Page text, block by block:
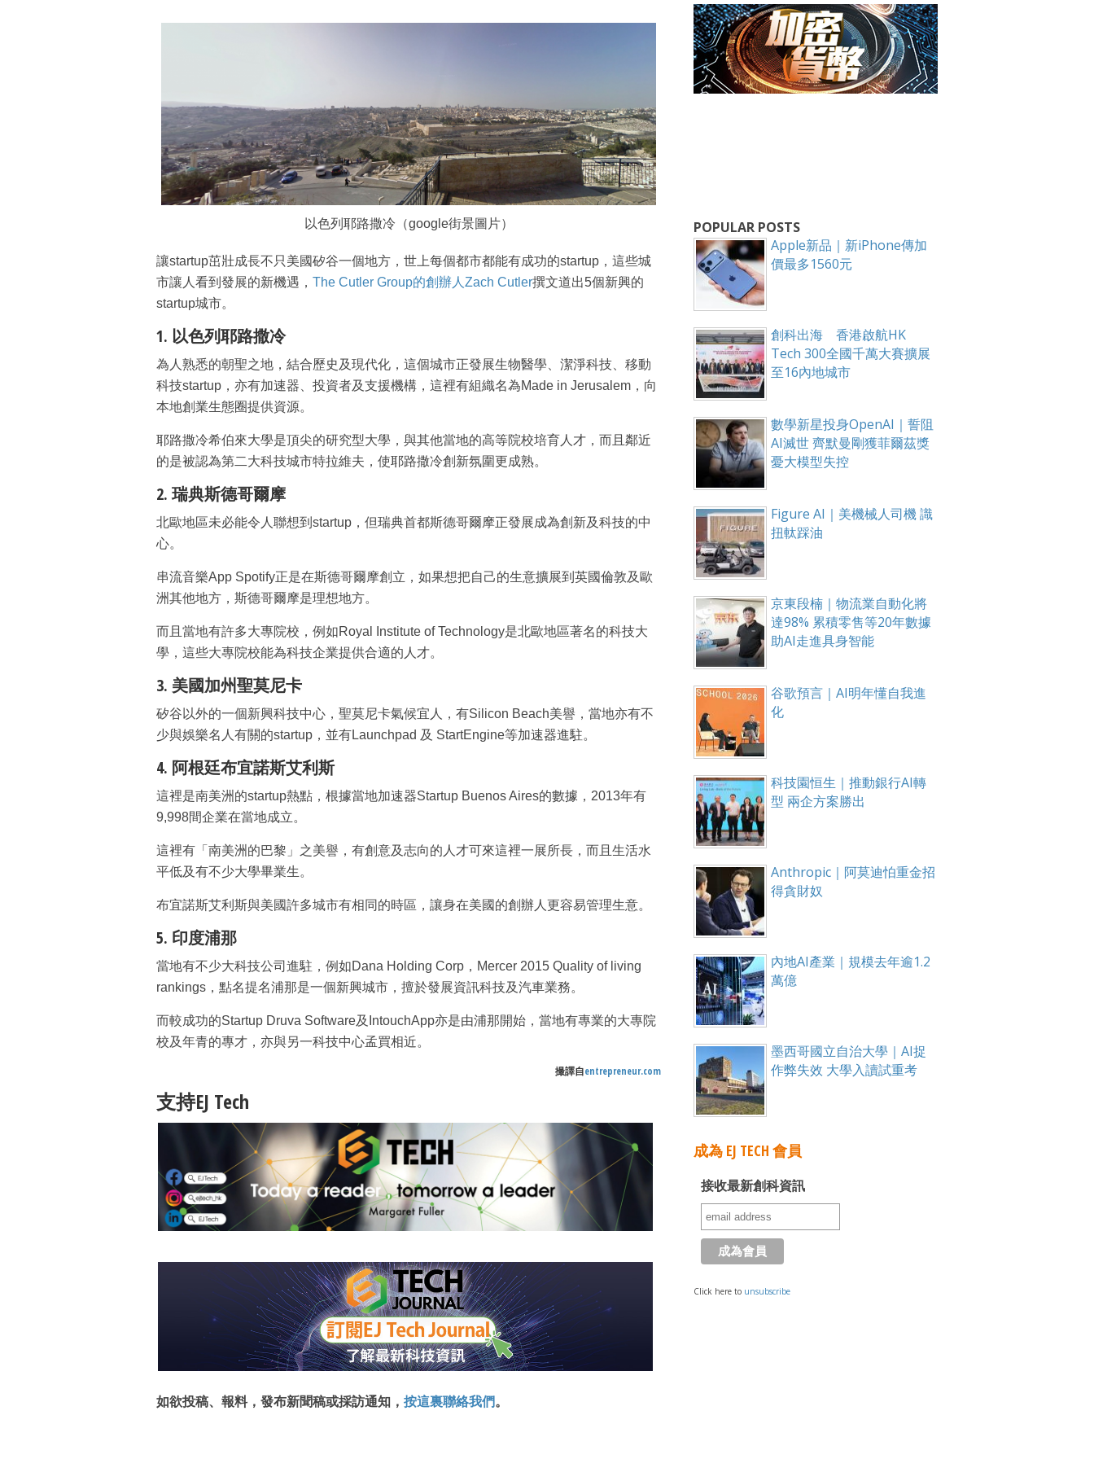
以色列耶路撒冷（google街景圖片）
讓startup茁壯成長不只美國矽谷一個地方，世上每個都市都能有成功的startup，這些城
市讓人看到發展的新機遇， The Cutler Group的創辦人Zach Cutler撰文道出5個新興的
startup城市。
1. 以色列耶路撒冷
為人熟悉的朝聖之地，結合歷史及現代化，這個城市正發展生物醫學、潔淨科技、移動
科技startup，亦有加速器、投資者及支援機構，這裡有組織名為Made in Jerusalem，向
本地創業生態圈提供資源。
耶路撒冷希伯來大學是頂尖的研究型大學，與其他當地的高等院校培育人才，而且鄰近
的是被認為第二大科技城市特拉維夫，使耶路撒冷創新氛圍更成熟。
2. 瑞典斯德哥爾摩
北歐地區未必能令人聯想到startup，但瑞典首都斯德哥爾摩正發展成為創新及科技的中
心。
串流音樂App Spotify正是在斯德哥爾摩創立，如果想把自己的生意擴展到英國倫敦及歐
洲其他地方，斯德哥爾摩是理想地方。
而且當地有許多大專院校，例如Royal Institute of Technology是北歐地區著名的科技大
學，這些大專院校能為科技企業提供合適的人才。
3. 美國加州聖莫尼卡
矽谷以外的一個新興科技中心，聖莫尼卡氣候宜人，有Silicon Beach美譽，當地亦有不
少與娛樂名人有關的startup，並有Launchpad 及 StartEngine等加速器進駐。
4. 阿根廷布宜諾斯艾利斯
這裡是南美洲的startup熱點，根據當地加速器Startup Buenos Aires的數據，2013年有
9,998間企業在當地成立。
這裡有「南美洲的巴黎」之美譽，有創意及志向的人才可來這裡一展所長，而且生活水
平低及有不少大學畢業生。
布宜諾斯艾利斯與美國許多城市有相同的時區，讓身在美國的創辦人更容易管理生意。
5. 印度浦那
當地有不少大科技公司進駐，例如Dana Holding Corp，Mercer 2015 Quality of living
rankings，點名提名浦那是一個新興城市，擅於發展資訊科技及汽車業務。
而較成功的Startup Druva Software及IntouchApp亦是由浦那開始，當地有專業的大專院
校及年青的專才，亦與另一科技中心孟買相近。
撮譯自entrepreneur.com
支持EJ Tech
如欲投稿、報料，發布新聞稿或採訪通知， 按這裏聯絡我們。
POPULAR POSTS
Apple新品｜新iPhone傳加
價最多1560元
創科出海 香港啟航HK
Tech 300全國千萬大賽擴展
至16內地城市
數學新星投身OpenAI｜誓阻
AI滅世 齊默曼剛獲菲爾茲獎
憂大模型失控
Figure AI｜美機械人司機 識
扭軚踩油
京東段楠｜物流業自動化將
達98% 累積零售等20年數據
助AI走進具身智能
谷歌預言｜AI明年懂自我進
化
科技園恒生｜推動銀行AI轉
型 兩企方案勝出
Anthropic｜阿莫迪怕重金招
得貪財奴
內地AI產業｜規模去年逾1.2
萬億
墨西哥國立自治大學｜AI捉
作弊失效 大學入讀試重考
成為 EJ TECH 會員
接收最新創科資訊
Click here to unsubscribe
最新資訊（附創業懶人包），直達郵箱！